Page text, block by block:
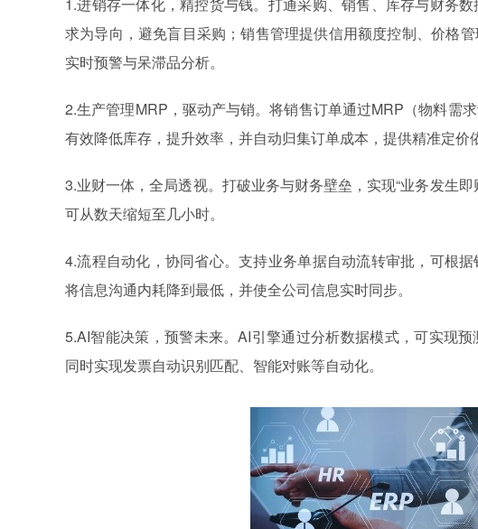
求为导向，避免盲目采购；销售管理提供信用额度控制、价格
实时预警与呆滞品分析。
2.生产管理MRP，驱动产与销。将销售订单通过MRP（物料需
有效降低库存，提升效率，并自动归集订单成本，提供精准定价
3.业财一体，全局透视。打破业务与财务壁垒，实现“业务发生
可从数天缩短至几小时。
4.流程自动化，协同省心。支持业务单据自动流转审批，可根
将信息沟通内耗降到最低，并使全公司信息实时同步。
5.AI智能决策，预警未来。AI引擎通过分析数据模式，可实现
同时实现发票自动识别匹配、智能对账等自动化。